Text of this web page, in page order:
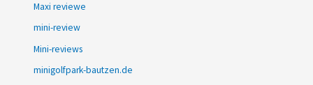
Maxi reviewe
mini-review
Mini-reviews
minigolfpark-bautzen.de